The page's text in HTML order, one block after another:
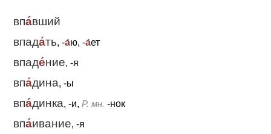
впа́вший
впада́ть, -а́ю, -а́ет
впаде́ние, -я
впа́дина, -ы
впа́динка, -и, Р. мн. -нок
впа́ивание, -я